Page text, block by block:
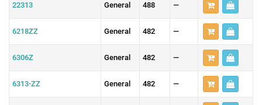
22313 General 488 —
6218ZZ General 482 —
6306Z General 482 —
6313-ZZ General 482 —